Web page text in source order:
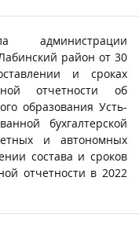
администрации
район от 30
и сроках
отчетности об
образования Усть-
бухгалтерской
и автономных
состава и сроков
отчетности в 2022